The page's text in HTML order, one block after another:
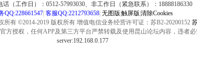
话（工作日）：0512-57993030、非工作日（紧急联系）：18888186330
QQ:228661547| 客服QQ:2212793658| 无图版 触屏版 清除Cookies
有 ©2014-2019 版权所有 增值电信业务经营许可证：苏B2-20200152
方授权，任何APP及第三方平台严禁转载及使用昆山论坛内容，违者必
server:192.168.0.177